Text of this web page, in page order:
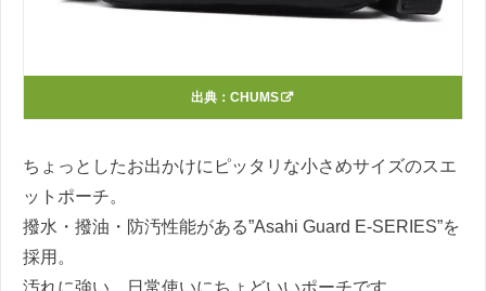
出典： CHUMS
ちょっとしたお出かけにピッタリな小さめサイズのスエ
ットポーチ。
撥水・撥油・防汚性能がある”Asahi Guard E-SERIES”を
採用。